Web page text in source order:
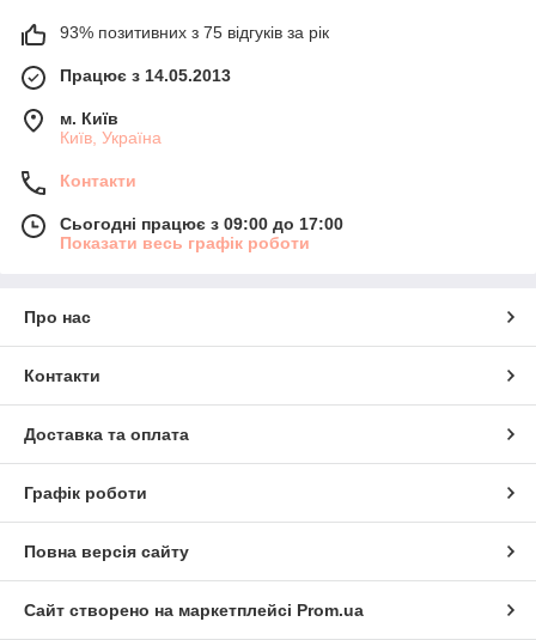
93% позитивних з 75 відгуків за рік
Працює з 14.05.2013
м. Київ
Київ, Україна
Контакти
Сьогодні працює з 09:00 до 17:00
Показати весь графік роботи
Про нас
Контакти
Доставка та оплата
Графік роботи
Повна версія сайту
Сайт створено на маркетплейсі Prom.ua